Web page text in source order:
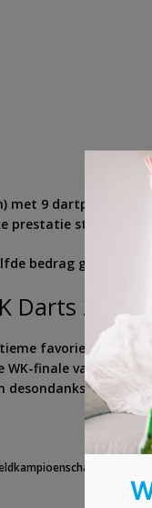
met 9 dartpijlen
prestatie staat een
bedrag gaat ook
Darts 2025
favoriet op het
finale vast en
alsnog